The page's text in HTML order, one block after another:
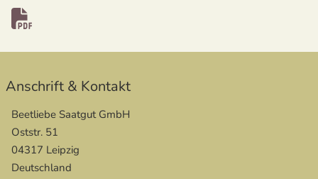
Anschrift & Kontakt
Beetliebe Saatgut GmbH
Oststr. 51
04317 Leipzig
Deutschland